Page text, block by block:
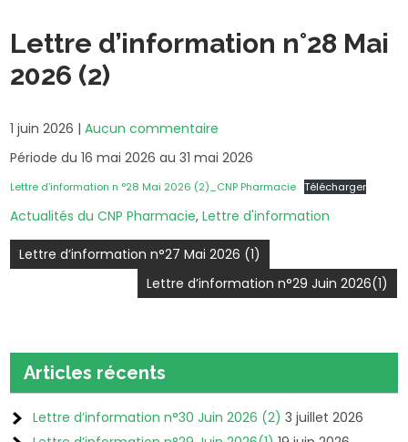
Lettre d’information n°28 Mai
2026 (2)
1 juin 2026 |Aucun commentaire
Période du 16 mai 2026 au 31 mai 2026
Lettre d’information n °28 Mai 2026 (2)_CNP Pharmacie Télécharger
Actualités du CNP Pharmacie,Lettre d'information
Navigation
de
Lettre d’information n°27 Mai 2026 (1)
Lettre d’information n°29 Juin 2026(1)
Articles récents
Lettre d’information n°30 Juin 2026 (2) 3 juillet 2026